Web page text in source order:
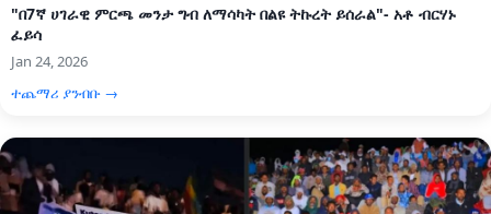
"በ7ኛ ሀገራዊ ምርጫ መንታ ግብ ለማሳካት በልዩ ትኩረት ይሰራል"- አቶ ብርሃኑ
ፈይሳ
Jan 24, 2026
ተጨማሪ ያንብቡ →